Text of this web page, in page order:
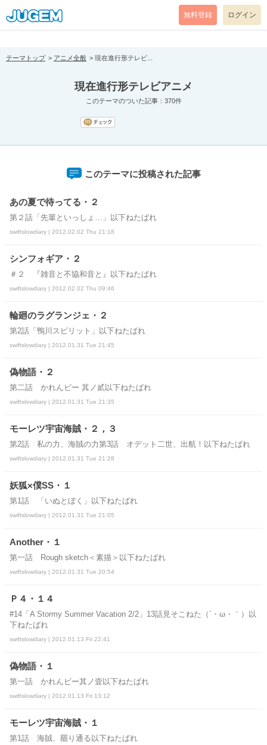
[pear_error: message="Success" code=0 mode=return level=notice
prefix="" info=""]
無料登録 ログイン
テーマトップ アニメ全般 現在進行形テレビ...
現在進行形テレビアニメ
このテーマのついた記事：370件
このテーマに投稿された記事
あの夏で待ってる・２
第２話「先輩といっしょ…」以下ねたばれ
swiftslowdiary | 2012.02.02 Thu 21:18
シンフォギア・２
＃２ 『雑音と不協和音と』以下ねたばれ
swiftslowdiary | 2012.02.02 Thu 09:46
輪廻のラグランジェ・２
第2話「鴨川スピリット」以下ねたばれ
swiftslowdiary | 2012.01.31 Tue 21:45
偽物語・２
第二話 かれんビー 其ノ貳以下ねたばれ
swiftslowdiary | 2012.01.31 Tue 21:35
モーレツ宇宙海賊・２，３
第2話 私の力、海賊の力第3話 オデット二世、出航！以下ねたばれ
swiftslowdiary | 2012.01.31 Tue 21:28
妖狐×僕SS・１
第1話 「いぬとぼく」以下ねたばれ
swiftslowdiary | 2012.01.31 Tue 21:05
Another・１
第一話 Rough sketch＜素描＞以下ねたばれ
swiftslowdiary | 2012.01.31 Tue 20:54
Ｐ４・１４
#14「A Stormy Summer Vacation 2/2」13話見そこねた（´・ω・｀）以
下ねたばれ
swiftslowdiary | 2012.01.13 Fri 22:41
偽物語・１
第一話 かれんビー其ノ壹以下ねたばれ
swiftslowdiary | 2012.01.13 Fri 13:12
モーレツ宇宙海賊・１
第1話 海賊、罷り通る以下ねたばれ